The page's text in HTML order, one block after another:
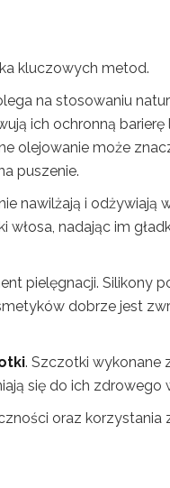
kluczowych metod.
na stosowaniu
ich ochronną
olejowanie może
puszenie.
nawilżają i odżywiają
nadając im
pielęgnacji. Silikony
dobrze jest
. Szczotki wykonane
się do ich zdrowego
oraz korzystania